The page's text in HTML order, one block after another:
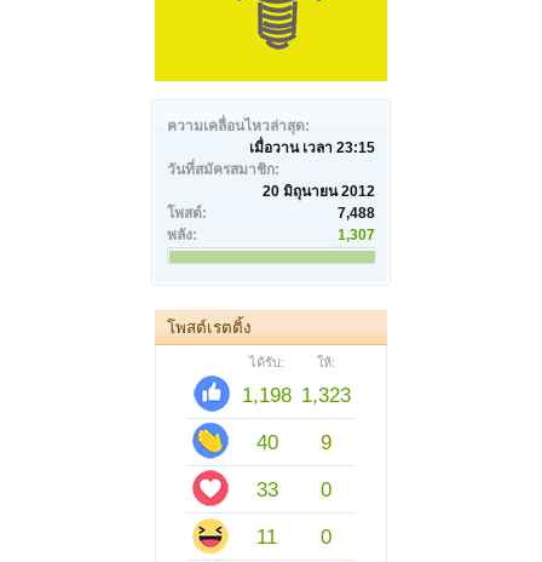
ความเคลื่อนไหวล่าสุด:
เมื่อวาน เวลา 23:15
วันที่สมัครสมาชิก:
20 มิถุนายน 2012
โพสต์:
7,488
พลัง:
1,307
โพสต์เรตติ้ง
ได้รับ: ให้:
1,198 1,323
40
9
33
0
11
0